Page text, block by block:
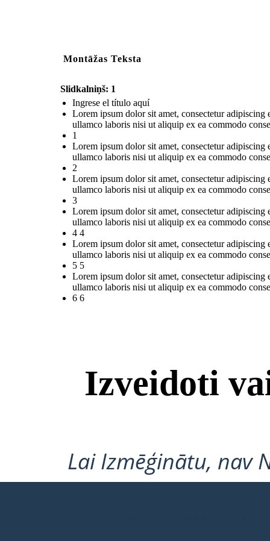
Montāžas Teksta
Slidkalniņš: 1
Ingrese el título aquí
Lorem ipsum dolor sit amet, consectetur
ullamco laboris nisi ut aliquip ex ea commodo
1
Lorem ipsum dolor sit amet, consectetur
ullamco laboris nisi ut aliquip ex ea commodo
2
Lorem ipsum dolor sit amet, consectetur
ullamco laboris nisi ut aliquip ex ea commodo
3
Lorem ipsum dolor sit amet, consectetur
ullamco laboris nisi ut aliquip ex ea commodo
4 4
Lorem ipsum dolor sit amet, consectetur
ullamco laboris nisi ut aliquip ex ea commodo
5 5
Lorem ipsum dolor sit amet, consectetur
ullamco laboris nisi ut aliquip ex ea commodo
6 6
Izveidoti
Lai Izmēģinātu, nav